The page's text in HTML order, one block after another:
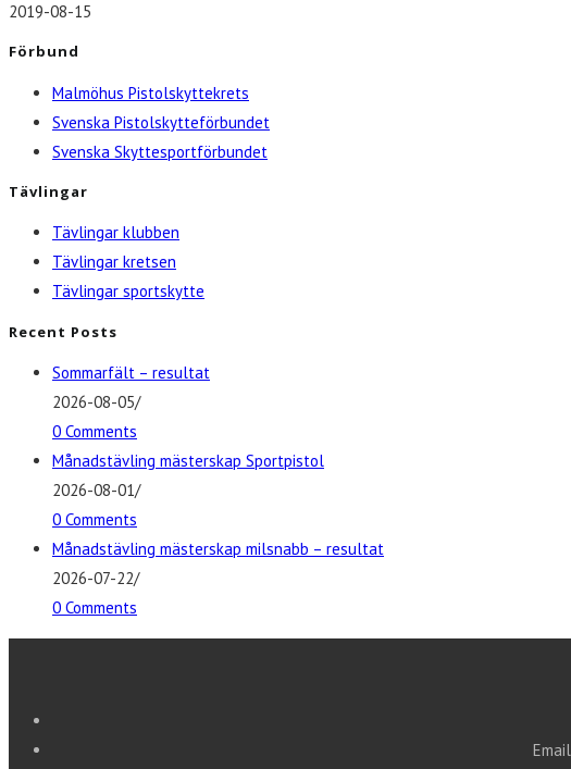
2019-08-15
Förbund
Malmöhus Pistolskyttekrets
Svenska Pistolskytteförbundet
Svenska Skyttesportförbundet
Tävlingar
Tävlingar klubben
Tävlingar kretsen
Tävlingar sportskytte
Recent Posts
Sommarfält – resultat
2026-08-05/
0 Comments
Månadstävling mästerskap Sportpistol
2026-08-01/
0 Comments
Månadstävling mästerskap milsnabb – resultat
2026-07-22/
0 Comments